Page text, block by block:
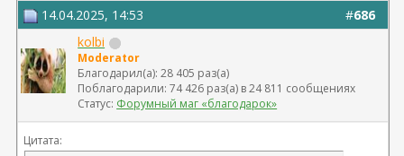
#686
14.04.2025, 14:53
kolbi
Moderator
Благодарил(а): 28 405 раз(а)
Поблагодарили: 74 426 раз(а) в 24 811 сообщениях
Статус: Форумный маг «благодарок»
Цитата: